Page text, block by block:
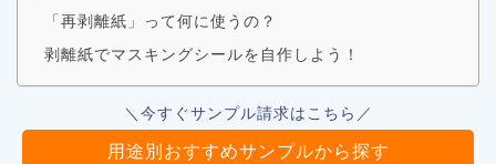
「再剥離紙」って何に使うの？
剥離紙でマスキングシールを自作しよう！
＼今すぐサンプル請求はこちら／
用途別おすすめサンプルから探す